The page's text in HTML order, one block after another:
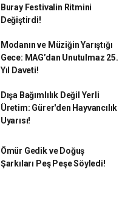
Buray Festivalin Ritmini
Değiştirdi!
Modanın ve Müziğin Yarıştığı
Gece: MAG’dan Unutulmaz 25.
Yıl Daveti!
Dışa Bağımlılık Değil Yerli
Üretim: Gürer'den Hayvancılık
Uyarısı!
Ömür Gedik ve Doğuş
Şarkıları Peş Peşe Söyledi!